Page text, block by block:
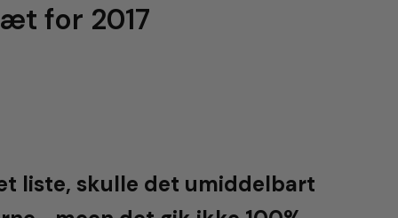
for 2017
liste, skulle det umiddelbart